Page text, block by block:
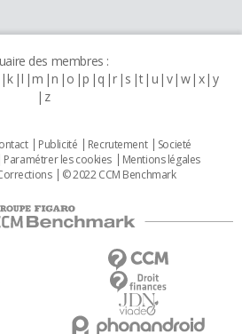
des membres :
k l m n o p q r s t u v w x y
z
Publicité Recrutement
Societé
Paramétrer les cookies
Mentions légales
© 2022 CCM Benchmark